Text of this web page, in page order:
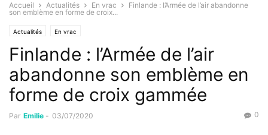
Accueil Actualités En vrac
Finlande : l’Armée de l’air abandonne
son emblème en forme de croix...
Actualités En vrac
Finlande : l’Armée de l’air
abandonne son emblème en
forme de croix gammée
Par Emilie - 03/07/2020 0